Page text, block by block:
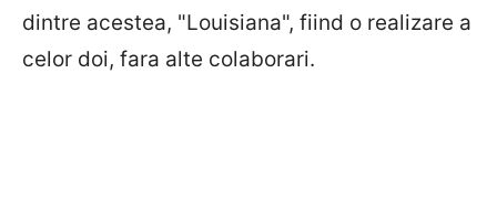
dintre acestea, "Louisiana", fiind o realizare a
celor doi, fara alte colaborari.